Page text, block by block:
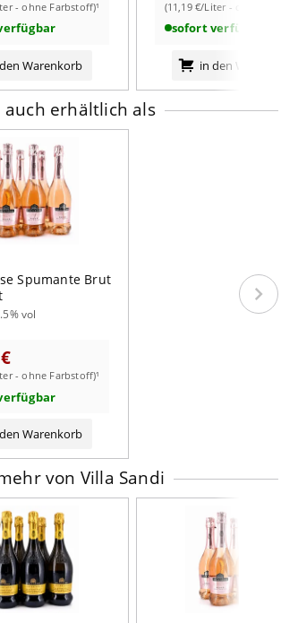
Mundus Vini Silber (2019), Wine
Values
mit feinem Spiel – dieser Rosato
für stilvollen Genuss mit italienischem
Ihren Villa Sandi Il Fresco Rosato
prickelnde Leichtigkeit zu jeder
auf der Markenseite von Villa Sandi
- ohne Farbstoff)¹
Warenkorb
(11,19 €/Liter - ohne
sofort verfügbar
in den
auch erhältlich als
Spumante Brut
vol
- ohne Farbstoff)¹
Warenkorb
von Villa Sandi